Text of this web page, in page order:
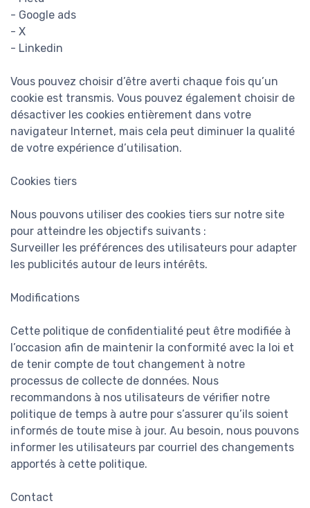
- Google ads
- X
- Linkedin
Vous pouvez choisir d’être averti chaque fois qu’un
cookie est transmis. Vous pouvez également choisir de
désactiver les cookies entièrement dans votre
navigateur Internet, mais cela peut diminuer la qualité
de votre expérience d’utilisation.
Cookies tiers
Nous pouvons utiliser des cookies tiers sur notre site
pour atteindre les objectifs suivants :
Surveiller les préférences des utilisateurs pour adapter
les publicités autour de leurs intérêts.
Modifications
Cette politique de confidentialité peut être modifiée à
l’occasion afin de maintenir la conformité avec la loi et
de tenir compte de tout changement à notre
processus de collecte de données. Nous
recommandons à nos utilisateurs de vérifier notre
politique de temps à autre pour s’assurer qu’ils soient
informés de toute mise à jour. Au besoin, nous pouvons
informer les utilisateurs par courriel des changements
apportés à cette politique.
Contact